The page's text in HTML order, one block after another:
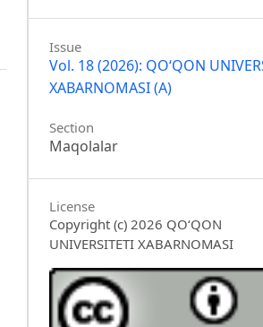
Issue
Vol. 18 (2026): QO‘QON
XABARNOMASI (A)
Section
Maqolalar
License
Copyright (c) 2026 QO‘QON
UNIVERSITETI XABARNOMASI